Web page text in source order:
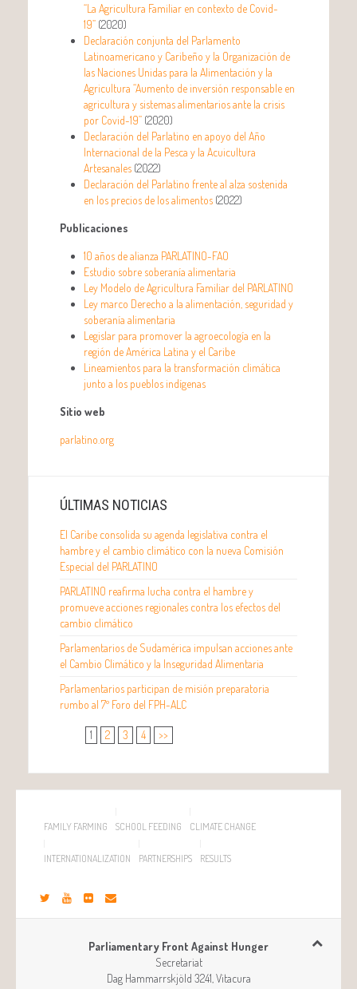
“La Agricultura Familiar en contexto de Covid-
19” (2020)
Declaración conjunta del Parlamento
Latinoamericano y Caribeño y la Organización de
las Naciones Unidas para la Alimentación y la
Agricultura “Aumento de inversión responsable en
agricultura y sistemas alimentarios ante la crisis
por Covid-19” (2020)
Declaración del Parlatino en apoyo del Año
Internacional de la Pesca y la Acuicultura
Artesanales (2022)
Declaración del Parlatino frente al alza sostenida
en los precios de los alimentos (2022)
Publicaciones
10 años de alianza PARLATINO-FAO
Estudio sobre soberanía alimentaria
Ley Modelo de Agricultura Familiar del PARLATINO
Ley marco Derecho a la alimentación, seguridad y
soberanía alimentaria
Legislar para promover la agroecología en la
región de América Latina y el Caribe
Lineamientos para la transformación climática
junto a los pueblos indígenas
Sitio web
parlatino.org
ÚLTIMAS NOTICIAS
El Caribe consolida su agenda legislativa contra el
hambre y el cambio climático con la nueva Comisión
Especial del PARLATINO
PARLATINO reafirma lucha contra el hambre y
promueve acciones regionales contra los efectos del
cambio climático
Parlamentarios de Sudamérica impulsan acciones ante
el Cambio Climático y la Inseguridad Alimentaria
Parlamentarios participan de misión preparatoria
rumbo al 7º Foro del FPH-ALC
1 2 3 4 >>
FAMILY FARMING SCHOOL FEEDING CLIMATE CHANGE
INTERNATIONALIZATION PARTNERSHIPS RESULTS
Parliamentary Front Against Hunger
Secretariat
Dag Hammarrskjöld 3241, Vitacura